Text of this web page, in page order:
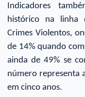
Indicadores
histórico na linha
Crimes Violentos,
de 14% quando
ainda de 49% se
número representa
em cinco anos.